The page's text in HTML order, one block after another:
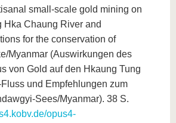
small-scale gold mining on
Hka Chaung River and
for the conservation of
Myanmar (Auswirkungen des
von Gold auf den Hkaung Tung
und Empfehlungen zum
Sees/Myanmar). 38 S.
opus4-